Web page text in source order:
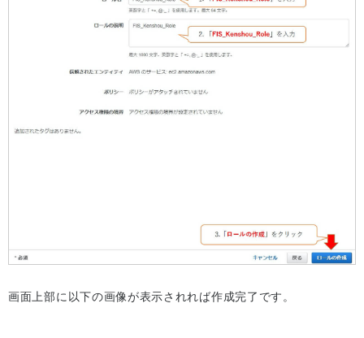
画面上部に以下の画像が表示されれば作成完了です。